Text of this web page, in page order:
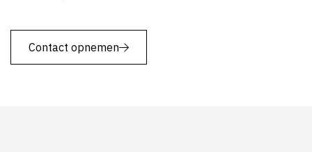
Contact opnemen